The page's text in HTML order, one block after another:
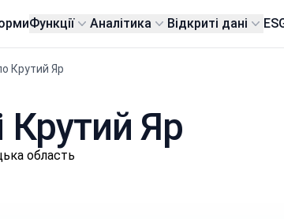
Функції Аналітика Відкриті дані
Крутий Яр
Крутий Яр
область